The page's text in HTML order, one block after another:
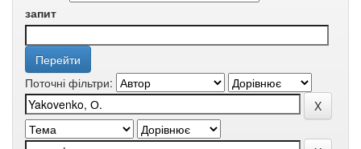
запит
Поточні фільтри: